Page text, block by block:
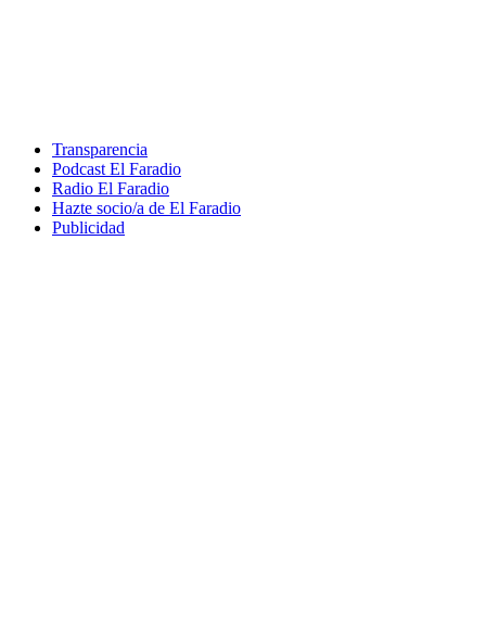
Transparencia
Podcast El Faradio
Radio El Faradio
Hazte socio/a de El Faradio
Publicidad